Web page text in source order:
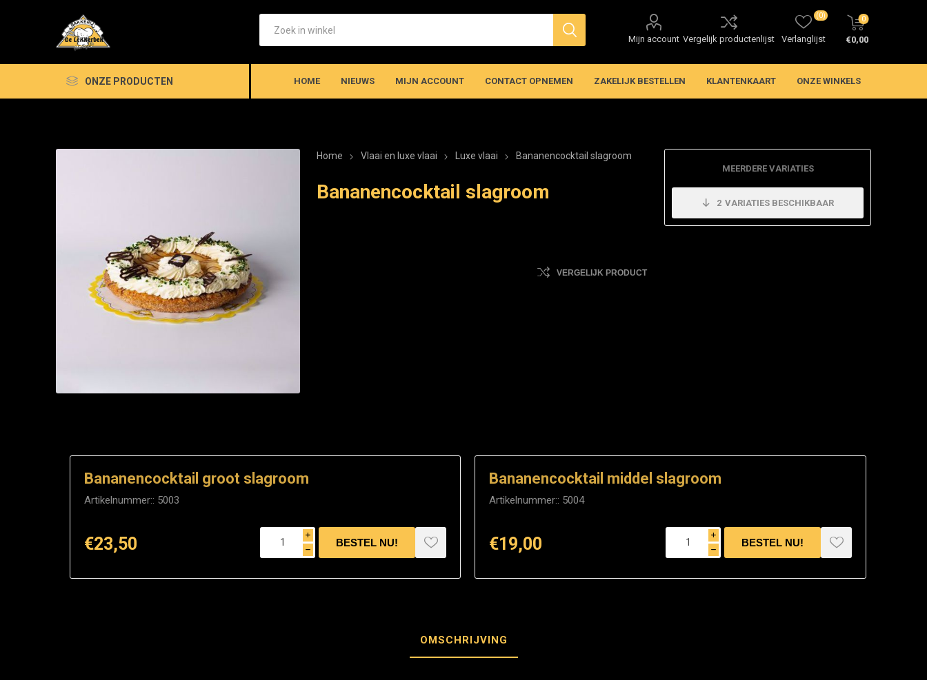
Mijn account Vergelijk productenlijst Verlanglijst
(0) 0
€0,00
ONZE PRODUCTEN HOME NIEUWS MIJN ACCOUNT CONTACT OPNEMEN ZAKELIJK BESTELLEN KLANTENKAART ONZE WINKELS
Home Vlaai en luxe vlaai Luxe vlaai Bananencocktail slagroom
Bananencocktail slagroom
VERGELIJK PRODUCT
MEERDERE VARIATIES
2 VARIATIES BESCHIKBAAR
Bananencocktail groot slagroom
Artikelnummer:: 5003
€23,50 i
h
Bananencocktail middel slagroom
Artikelnummer:: 5004
€19,00 i
h
OMSCHRIJVING